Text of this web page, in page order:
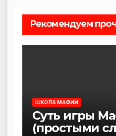
Рекомендуем
ШКОЛА МАФИИ
Суть игры
(простыми